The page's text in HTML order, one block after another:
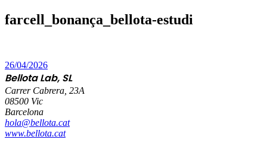
farcell_bonança_bellota-estudi
26/04/2026
Bellota Lab, SL
Carrer Cabrera, 23A
08500 Vic
Barcelona
hola@bellota.cat
www.bellota.cat